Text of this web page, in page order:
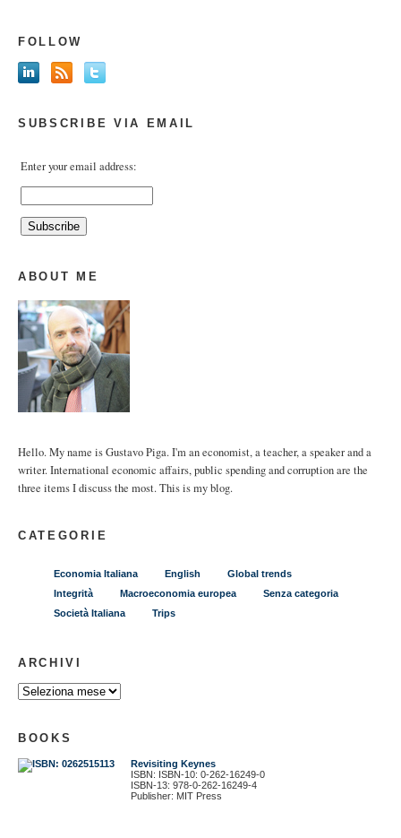
FOLLOW
SUBSCRIBE VIA EMAIL
Enter your email address:
ABOUT ME
Hello. My name is Gustavo Piga. I'm an economist, a teacher, a speaker and a
writer. International economic affairs, public spending and corruption are the
three items I discuss the most. This is my blog.
CATEGORIE
Economia Italiana English
Global trends
Integrità
Macroeconomia europea
Senza categoria
Società Italiana
Trips
ARCHIVI
BOOKS
Revisiting Keynes
ISBN: ISBN-10: 0-262-16249-0
ISBN-13: 978-0-262-16249-4
Publisher: MIT Press